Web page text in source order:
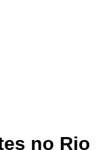
no Rio